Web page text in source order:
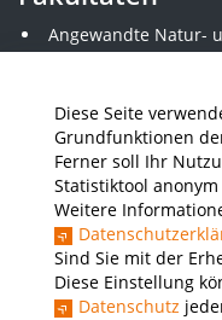
Diese Seite
Grundfunktionen
Ferner soll Ihr
Statistiktool
Weitere
Sind Sie mit der
Diese Einstellung
Datenschutz
Angewandte Natur-
Angewandte
Elektrotechnik
Gestaltung
Informatik und
Kunststofftechnik
Maschinenbau
THWS Business